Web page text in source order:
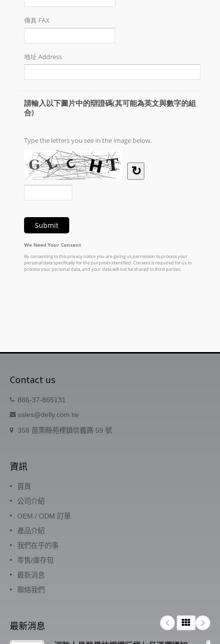
Contact us
886-37-865131
sales@delly.com.tw
358 苗栗縣苑裡鎮信義路 59 號
資訊
首頁
公司介紹
OEM / ODM 訂單
產品介紹
我們在乎的事
零售/庫存包
最新消息
聯絡我們
最新消息